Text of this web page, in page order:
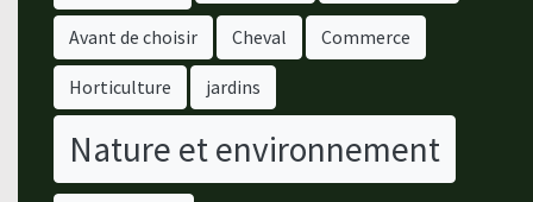
Avant de choisir Cheval Commerce
Horticulture jardins
Nature et environnement